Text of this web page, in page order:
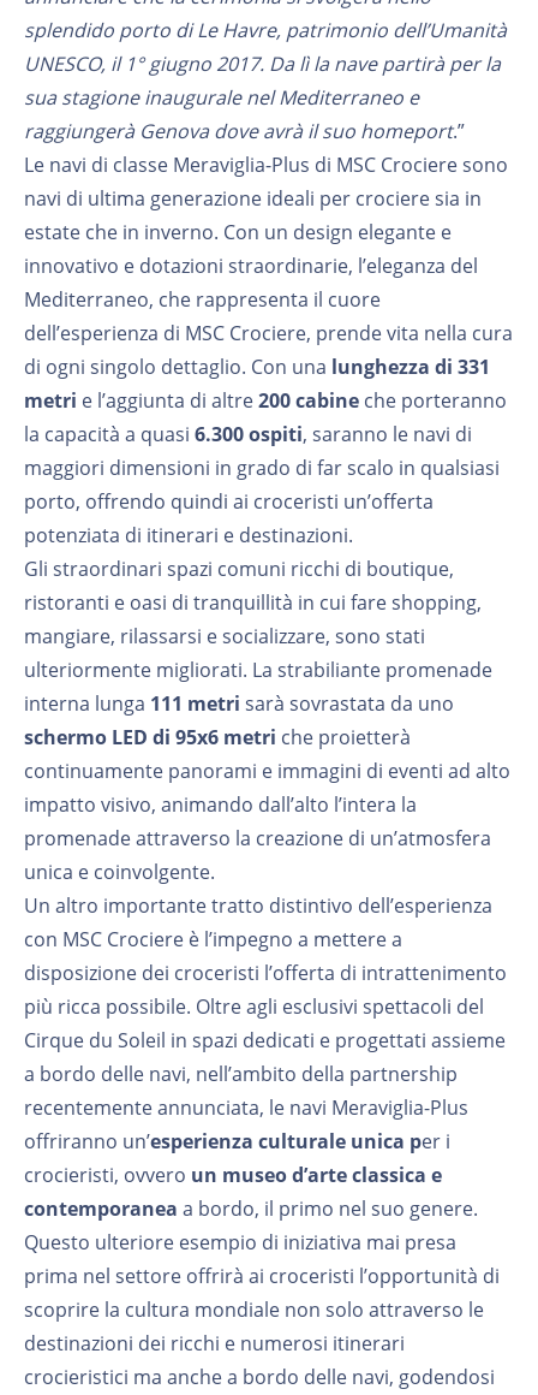
splendido porto di Le Havre, patrimonio dell’Umanità
UNESCO, il 1° giugno 2017. Da lì la nave partirà per la
sua stagione inaugurale nel Mediterraneo e
raggiungerà Genova dove avrà il suo homeport.”
Le navi di classe Meraviglia-Plus di MSC Crociere sono
navi di ultima generazione ideali per crociere sia in
estate che in inverno. Con un design elegante e
innovativo e dotazioni straordinarie, l’eleganza del
Mediterraneo, che rappresenta il cuore
dell’esperienza di MSC Crociere, prende vita nella cura
di ogni singolo dettaglio. Con una lunghezza di 331
metri e l’aggiunta di altre200 cabine che porteranno
la capacità a quasi 6.300 ospiti, saranno le navi di
maggiori dimensioni in grado di far scalo in qualsiasi
porto, offrendo quindi ai croceristi un’offerta
potenziata di itinerari e destinazioni.
Gli straordinari spazi comuni ricchi di boutique,
ristoranti e oasi di tranquillità in cui fare shopping,
mangiare, rilassarsi e socializzare, sono stati
ulteriormente migliorati. La strabiliante promenade
interna lunga 111 metri sarà sovrastata da uno
schermo LED di 95x6 metri che proietterà
continuamente panorami e immagini di eventi ad alto
impatto visivo, animando dall’alto l’intera la
promenade attraverso la creazione di un’atmosfera
unica e coinvolgente.
Un altro importante tratto distintivo dell’esperienza
con MSC Crociere è l’impegno a mettere a
disposizione dei croceristi l’offerta di intrattenimento
più ricca possibile. Oltre agli esclusivi spettacoli del
Cirque du Soleil in spazi dedicati e progettati assieme
a bordo delle navi, nell’ambito della partnership
recentemente annunciata, le navi Meraviglia-Plus
offriranno un’esperienza culturale unica per i
crocieristi, ovvero un museo d’arte classica e
contemporanea a bordo, il primo nel suo genere.
Questo ulteriore esempio di iniziativa mai presa
prima nel settore offrirà ai croceristi l’opportunità di
scoprire la cultura mondiale non solo attraverso le
destinazioni dei ricchi e numerosi itinerari
crocieristici ma anche a bordo delle navi, godendosi